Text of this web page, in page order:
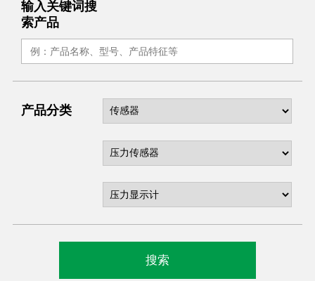
输入关键词搜
索产品
产品分类